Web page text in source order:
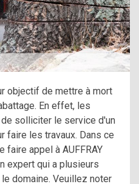
objectif de mettre à mort
En effet, les
solliciter le service d'un
faire les travaux. Dans ce
appel à AUFFRAY
expert qui a plusieurs
domaine. Veuillez noter